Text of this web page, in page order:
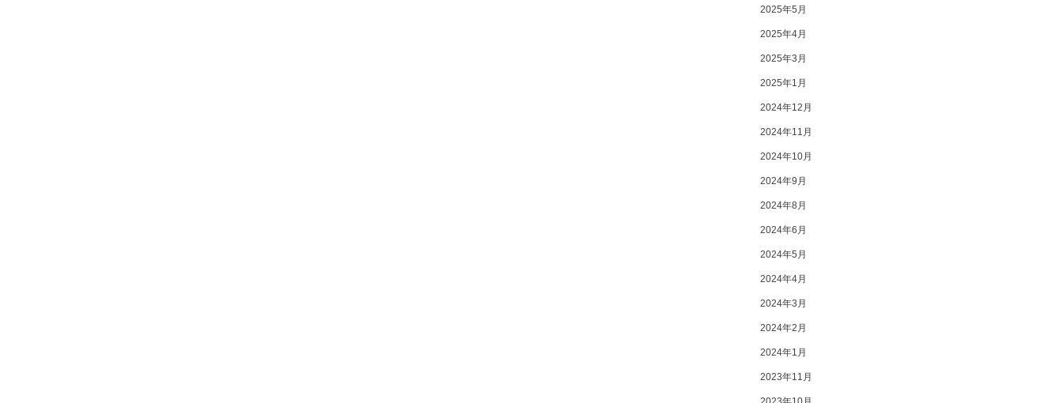
2025年5月
2025年4月
2025年3月
2025年1月
2024年12月
2024年11月
2024年10月
2024年9月
2024年8月
2024年6月
2024年5月
2024年4月
2024年3月
2024年2月
2024年1月
2023年11月